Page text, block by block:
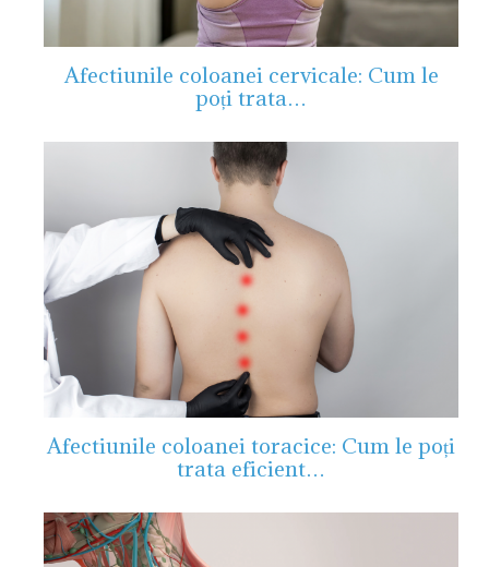
Afectiunile coloanei cervicale: Cum le
poți trata…
Afectiunile coloanei toracice: Cum le poți
trata eficient…